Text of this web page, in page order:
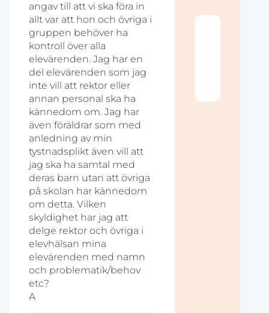
angav till att vi ska föra in
allt var att hon och övriga i
gruppen behöver ha
kontroll över alla
elevärenden. Jag har en
del elevärenden som jag
inte vill att rektor eller
annan personal ska ha
kännedom om. Jag har
även föräldrar som med
anledning av min
tystnadsplikt även vill att
jag ska ha samtal med
deras barn utan att övriga
på skolan har kännedom
om detta. Vilken
skyldighet har jag att
delge rektor och övriga i
elevhälsan mina
elevärenden med namn
och problematik/behov
etc?
A